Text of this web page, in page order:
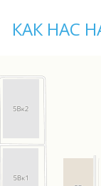
КАК НАС